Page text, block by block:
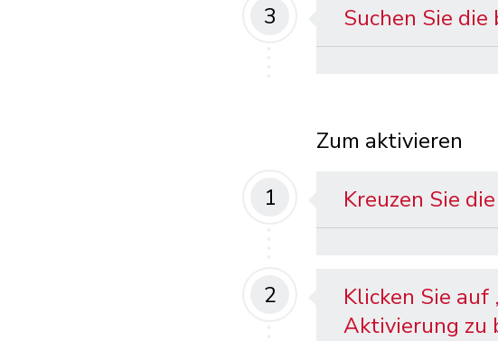
3 Suchen Sie
Zum aktivieren
1
Kreuzen Sie
2
Klicken Sie
Aktivierung zu